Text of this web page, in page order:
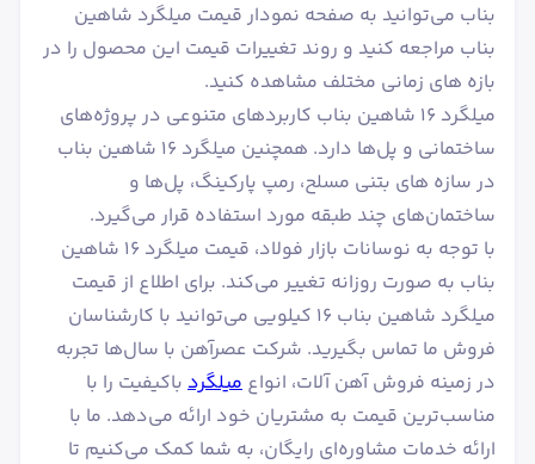
بناب می‌توانید به صفحه نمودار قیمت میلگرد شاهین
بناب مراجعه کنید و روند تغییرات قیمت این محصول را در
بازه های زمانی مختلف مشاهده کنید.
میلگرد ۱۶ شاهین بناب کاربردهای متنوعی در پروژه‌های
ساختمانی و پل‌ها دارد. همچنین میلگرد ۱۶ شاهین بناب
در سازه های بتنی مسلح، رمپ پارکینگ، پل‌ها و
ساختمان‌های چند طبقه مورد استفاده قرار می‌گیرد.
با توجه به نوسانات بازار فولاد، قیمت میلگرد 16 شاهین
بناب به صورت روزانه تغییر می‌کند. برای اطلاع از قیمت
میلگرد شاهین بناب ۱۶ کیلویی می‌توانید با کارشناسان
فروش ما تماس بگیرید. شرکت عصرآهن با سال‌ها تجربه
در زمینه فروش آهن آلات، انواع میلگرد باکیفیت را با
مناسب‌ترین قیمت به مشتریان خود ارائه می‌دهد. ما با
ارائه خدمات مشاوره‌ای رایگان، به شما کمک می‌کنیم تا